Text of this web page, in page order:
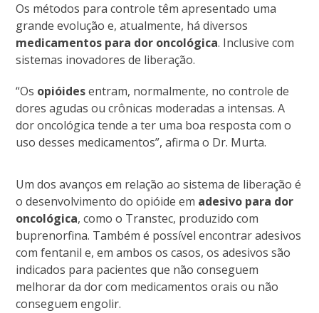
Os métodos para controle têm apresentado uma
grande evolução e, atualmente, há diversos
medicamentos para dor oncológica. Inclusive com
sistemas inovadores de liberação.
“Os opióidesentram, normalmente, no controle de
dores agudas ou crônicas moderadas a intensas. A
dor oncológica tende a ter uma boa resposta com o
uso desses medicamentos”, afirma o Dr. Murta.
Um dos avanços em relação ao sistema de liberação é
o desenvolvimento do opióide em adesivo para dor
oncológica, como o Transtec, produzido com
buprenorfina. Também é possível encontrar adesivos
com fentanil e, em ambos os casos, os adesivos são
indicados para pacientes que não conseguem
melhorar da dor com medicamentos orais ou não
conseguem engolir.